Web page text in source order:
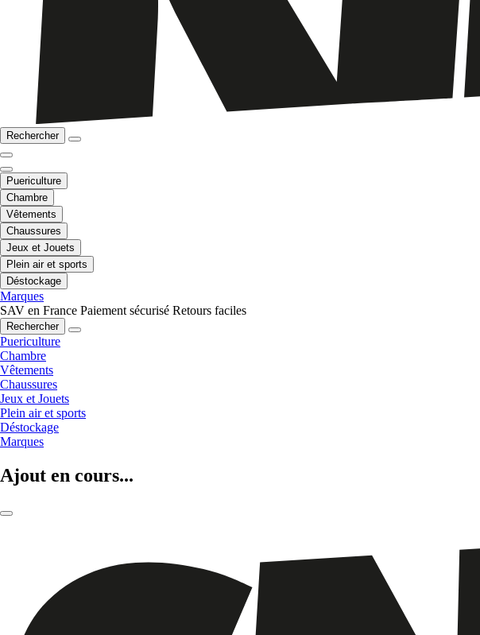
Rechercher
Puericulture
Chambre
Vêtements
Chaussures
Jeux et Jouets
Plein air et sports
Déstockage
Marques
SAV en France Paiement sécurisé Retours faciles
Rechercher
Puericulture
Chambre
Vêtements
Chaussures
Jeux et Jouets
Plein air et sports
Déstockage
Marques
Ajout en cours...